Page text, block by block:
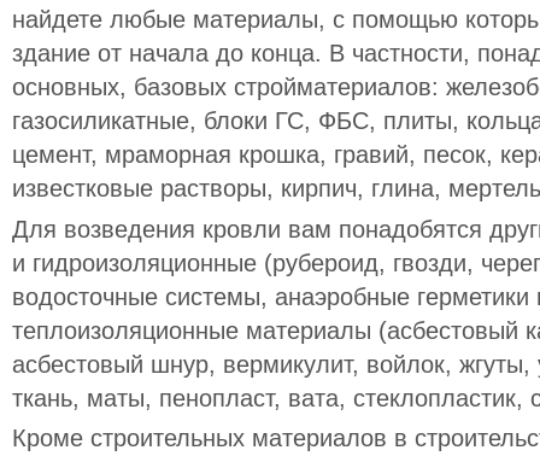
найдете любые материалы, с помощью
здание от начала до конца. В частности,
основных, базовых стройматериалов:
газосиликатные, блоки ГС, ФБС, плиты,
цемент, мраморная крошка, гравий, песок,
известковые растворы, кирпич, глина,
Для возведения кровли вам понадобятся
и гидроизоляционные (рубероид, гвозди,
водосточные системы, анаэробные герметики
теплоизоляционные материалы (асбестовый
асбестовый шнур, вермикулит, войлок, жгуты,
ткань, маты, пенопласт, вата, стеклопластик,
Кроме строительных материалов в